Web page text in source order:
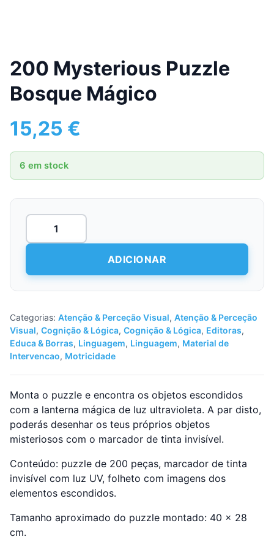
200 Mysterious Puzzle
Bosque Mágico
15,25 €
6 em stock
Quantidade
200
Puzzle
ADICIONAR
Categorias: Atenção & Perceção Visual, Atenção & Perceção
Visual, Cognição & Lógica, Cognição & Lógica, Editoras,
Educa & Borras, Linguagem, Linguagem, Material de
Intervencao, Motricidade
Monta o puzzle e encontra os objetos escondidos
com a lanterna mágica de luz ultravioleta. A par disto,
poderás desenhar os teus próprios objetos
misteriosos com o marcador de tinta invisível.
Conteúdo: puzzle de 200 peças, marcador de tinta
invisível com luz UV, folheto com imagens dos
elementos escondidos.
Tamanho aproximado do puzzle montado: 40 x 28
cm.